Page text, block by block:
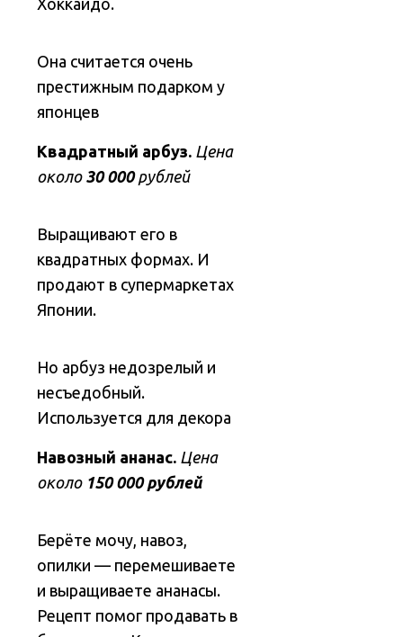
Она считается очень
престижным подарком у
японцев
Квадратный арбуз. Цена
около 30 000рублей
Выращивают его в
квадратных формах. И
продают в супермаркетах
Японии.
Но арбуз недозрелый и
несъедобный.
Используется для декора
Навозный ананас. Цена
около 150 000 рублей
Берёте мочу, навоз,
опилки — перемешиваете
и выращиваете ананасы.
Рецепт помог продавать в